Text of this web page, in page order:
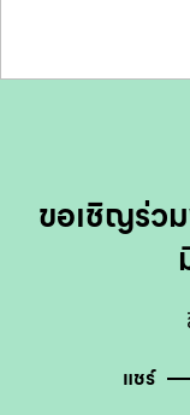
ขอเชิญร่ว
แชร์